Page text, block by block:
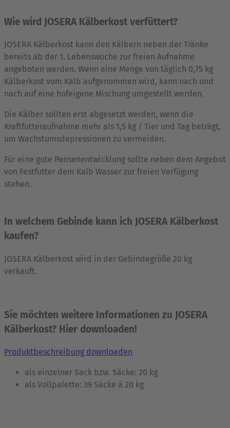
Wie wird JOSERA Kälberkost verfüttert?
JOSERA Kälberkost kann den Kälbern neben der Tränke
bereits ab der 1. Lebenswoche zur freien Aufnahme
angeboten werden. Wenn eine Menge von täglich 0,75 kg
Kälberkost vom Kalb aufgenommen wird, kann nach und
nach auf eine hofeigene Mischung umgestellt werden.
Die Kälber sollten erst abgesetzt werden, wenn die
Kraftfutteraufnahme mehr als 1,5 kg / Tier und Tag beträgt,
um Wachstumsdepressionen zu vermeiden.
Für eine gute Pansenentwicklung sollte neben dem Angebot
von Festfutter dem Kalb Wasser zur freien Verfügung
stehen.
In welchem Gebinde kann ich JOSERA Kälberkost
kaufen?
JOSERA Kälberkost wird in der Gebindegröße 20 kg
verkauft.
Sie möchten weitere Informationen zu JOSERA
Kälberkost? Hier downloaden!
Produktbeschreibung downloaden
als einzelner Sack bzw. Säcke: 20 kg
als Vollpalette: 39 Säcke à 20 kg